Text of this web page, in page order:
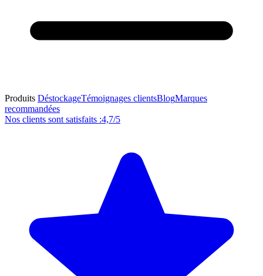
Produits DéstockageTémoignages clientsBlogMarques
recommandées
Nos clients sont satisfaits :4,7/5